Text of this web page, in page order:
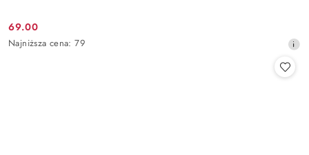
Cena
promocyjna:
69.00
Najniższa
Najniższa cena: 79